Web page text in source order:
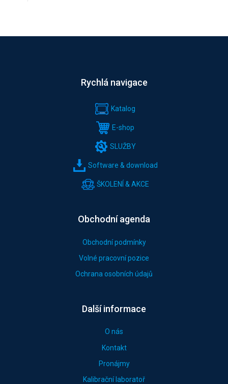
Rychlá navigace
Katalog
E-shop
SLUŽBY
Software & download
ŠKOLENÍ & AKCE
Obchodní agenda
Obchodní podmínky
Volné pracovní pozice
Ochrana osobních údajů
Další informace
O nás
Kontakt
Pronájmy
Kalibrační laboratoř